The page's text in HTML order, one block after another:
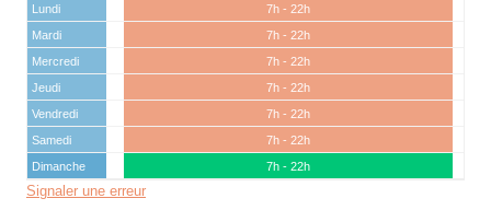
Lundi
7h - 22h
Mardi
7h - 22h
Mercredi
7h - 22h
Jeudi
7h - 22h
Vendredi
7h - 22h
Samedi
7h - 22h
Dimanche
7h - 22h
Signaler une erreur